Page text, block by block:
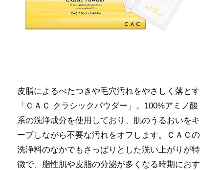
皮脂によるべたつきや毛穴汚れをやさしく落とす
「ＣＡＣ クラシックパウダー」。100%アミノ酸
系の洗浄成分を使用しており、肌のうるおいをキ
ープしながら不要な汚れをオフします。ＣＡＣの
洗浄料のなかでもさっぱりとした洗い上がりが特
徴で、脂性肌や皮脂の分泌が多くなる時期におす